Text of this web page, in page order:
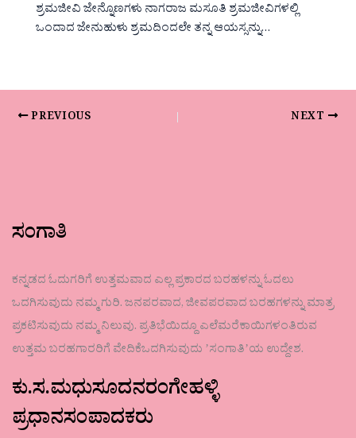
ಶ್ರಮಜೀವಿ ಜೇನ್ನೊಣಗಳು ನಾಗರಾಜ ಮಸೂತಿ ಶ್ರಮಜೀವಿಗಳಲ್ಲಿ
ಒಂದಾದ ಜೇನುಹುಳು ಶ್ರಮದಿಂದಲೇ ತನ್ನ ಆಯಸ್ಸನ್ನು…
PREVIOUS NEXT
ಸಂಗಾತಿ
ಕನ್ನಡದ ಓದುಗರಿಗೆ ಉತ್ತಮವಾದ ಎಲ್ಲ ಪ್ರಕಾರದ ಬರಹಳನ್ನು ಓದಲು
ಒದಗಿಸುವುದು ನಮ್ಮ ಗುರಿ. ಜನಪರವಾದ, ಜೀವಪರವಾದ ಬರಹಗಳನ್ನು ಮಾತ್ರ
ಪ್ರಕಟಿಸುವುದು ನಮ್ಮ ನಿಲುವು. ಪ್ರತಿಭೆಯಿದ್ದೂ ಎಲೆಮರೆಕಾಯಿಗಳಂತಿರುವ
ಉತ್ತಮ ಬರಹಗಾರರಿಗೆ ವೇದಿಕೆಒದಗಿಸುವುದು ʼಸಂಗಾತಿʼಯ ಉದ್ದೇಶ.
ಕು.ಸ.ಮಧುಸೂದನರಂಗೇಹಳ್ಳಿ
ಪ್ರಧಾನಸಂಪಾದಕರು